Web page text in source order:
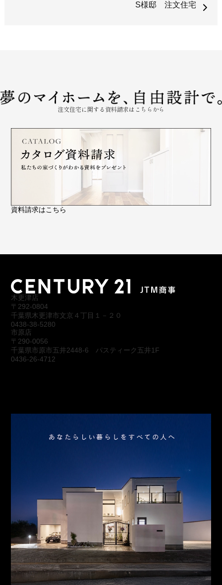
S様邸 注文住宅
注文住宅に関する資料請求はこちらから
資料請求はこちら
木更津店
〒292-0804
千葉県木更津市文京４丁目１－２０
0438-38-5280
市原店
〒290-0056
千葉県市原市五井2448-6 パスティーク五井1F
0436-26-4712